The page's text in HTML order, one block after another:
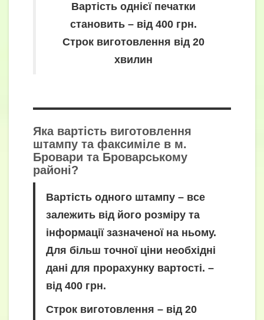
Вартість однієї печатки
становить – від 400 грн.
Строк виготовлення від 20
хвилин
Яка вартість виготовлення
штампу та факсиміле в м.
Бровари та Броварському
районі?
Вартість одного штампу – все
залежить від його розміру та
інформації зазначеної на ньому.
Для більш точної ціни необхідні
дані для прорахунку вартості. –
від 400 грн.
Строк виготовлення – від 20